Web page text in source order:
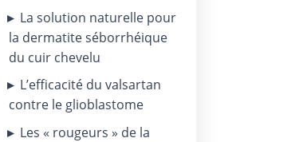
La solution naturelle pour
la dermatite séborrhéique
du cuir chevelu
L’efficacité du valsartan
contre le glioblastome
Les « rougeurs » de la